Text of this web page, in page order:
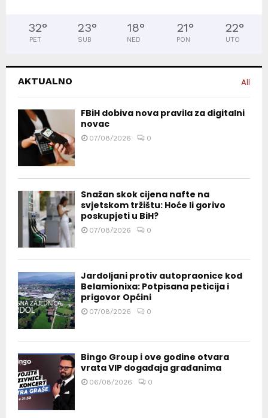
32°
PET
23°
SUB
18°
NED
21°
PON
22°
UTO
AKTUALNO All
FBiH dobiva nova pravila za digitalni
novac
07/08/2026 0
Snažan skok cijena nafte na
svjetskom tržištu: Hoće li gorivo
poskupjeti u BiH?
07/08/2026 0
Jardoljani protiv autopraonice kod
Belamionixa: Potpisana peticija i
prigovor Općini
07/08/2026 0
Bingo Group i ove godine otvara
vrata VIP događaja građanima
06/08/2026 0